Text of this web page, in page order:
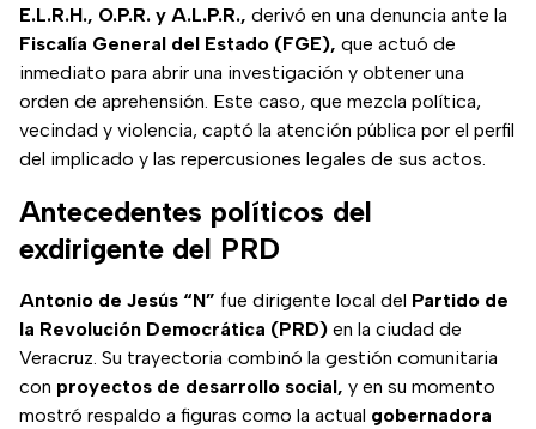
E.L.R.H., O.P.R. y A.L.P.R., derivó en una denuncia ante la
Fiscalía General del Estado (FGE), que actuó de
inmediato para abrir una investigación y obtener una
orden de aprehensión. Este caso, que mezcla política,
vecindad y violencia, captó la atención pública por el perfil
del implicado y las repercusiones legales de sus actos.
Antecedentes políticos del
exdirigente del PRD
Antonio de Jesús “N” fue dirigente local del Partido de
la Revolución Democrática (PRD) en la ciudad de
Veracruz. Su trayectoria combinó la gestión comunitaria
con proyectos de desarrollo social, y en su momento
mostró respaldo a figuras como la actual gobernadora